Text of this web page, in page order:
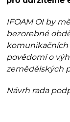
IFOAM OI by
bezorebné
komunikačních
povědomí o
zemědělských
Návrh rada